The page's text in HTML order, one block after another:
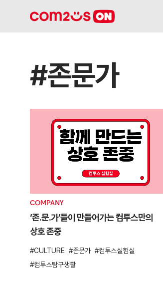
#존문가
COMPANY
‘존.문.가’들이 만들어가는 컴투스만의
상호 존중
CULTURE 존문가
컴투스실험실
컴투스탐구생활